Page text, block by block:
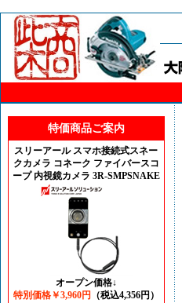
特価商品ご案内
スリーアール スマホ接続式スネー
クカメラ コネーク ファイバースコ
ープ 内視鏡カメラ 3R-SMPSNAKE
オープン価格↓
特別価格￥3,960円
（税込4,356円）